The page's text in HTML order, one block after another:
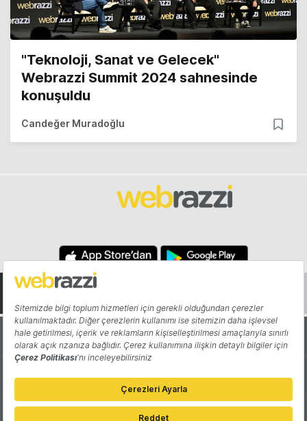
"Teknoloji, Sanat ve Gelecek"
Webrazzi Summit 2024 sahnesinde
konuşuldu
Candeğer Muradoğlu
Hakkında Yazarlar
Katkıda Bulun Reklam